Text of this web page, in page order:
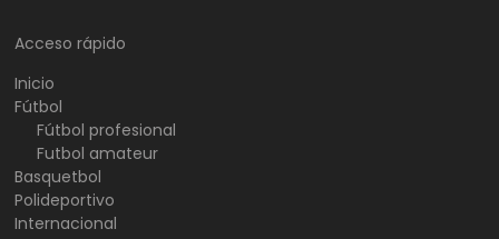
Acceso rápido
Inicio
Fútbol
Fútbol profesional
Futbol amateur
Basquetbol
Polideportivo
Internacional